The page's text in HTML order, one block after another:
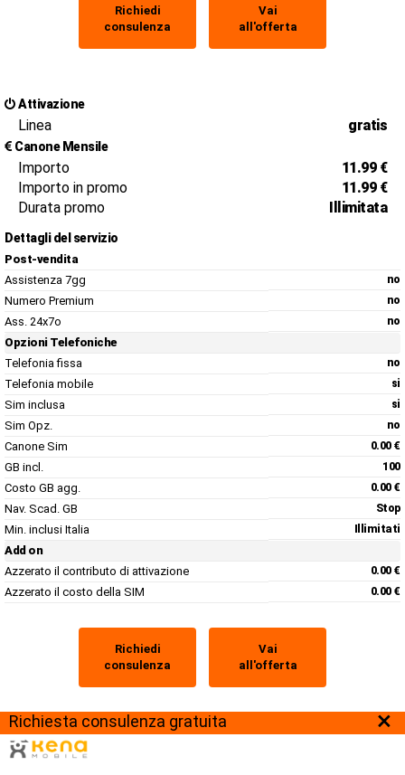
Richiedi
consulenza
Vai
all'offerta
Attivazione
Linea gratis
Canone Mensile
Importo
11.99 €
Importo in promo
11.99 €
Durata promo
Illimitata
Dettagli del servizio
Post-vendita
Assistenza 7gg
no
Numero Premium no
Ass. 24x7o no
Opzioni Telefoniche
Telefonia fissa
no
Telefonia mobile si
Sim inclusa si
Sim Opz. no
Canone Sim 0.00 €
GB incl. 100
Costo GB agg. 0.00 €
Nav. Scad. GB Stop
Min. inclusi Italia Illimitati
Add on
Azzerato il contributo di attivazione
0.00 €
Azzerato il costo della SIM 0.00 €
Richiedi
consulenza
Vai
all'offerta
×
Richiesta consulenza gratuita